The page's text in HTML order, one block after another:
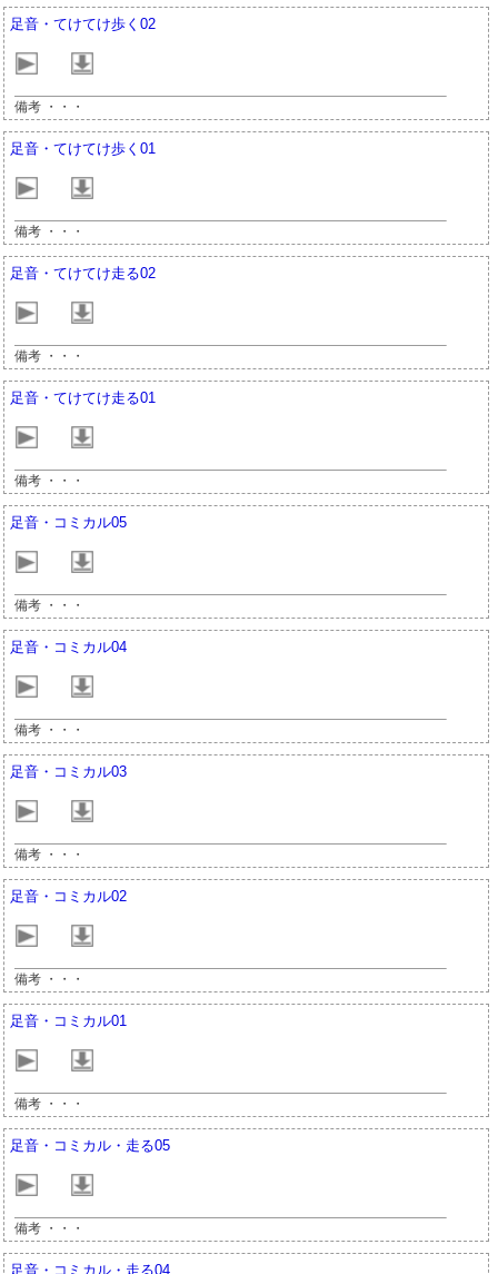
足音・てけてけ歩く02
備考 ・・・
足音・てけてけ歩く01
備考 ・・・
足音・てけてけ走る02
備考 ・・・
足音・てけてけ走る01
備考 ・・・
足音・コミカル05
備考 ・・・
足音・コミカル04
備考 ・・・
足音・コミカル03
備考 ・・・
足音・コミカル02
備考 ・・・
足音・コミカル01
備考 ・・・
足音・コミカル・走る05
備考 ・・・
足音・コミカル・走る04